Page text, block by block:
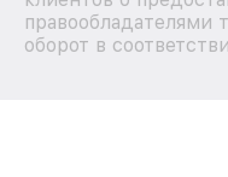
правообладателями
оборот в